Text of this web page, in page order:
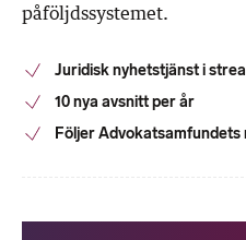
påföljdssystemet.
Juridisk nyhetstjänst i
10 nya avsnitt per år
Följer